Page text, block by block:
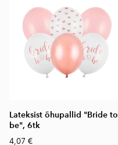
Lateksist õhupallid "Bride to
be", 6tk
4,07 €